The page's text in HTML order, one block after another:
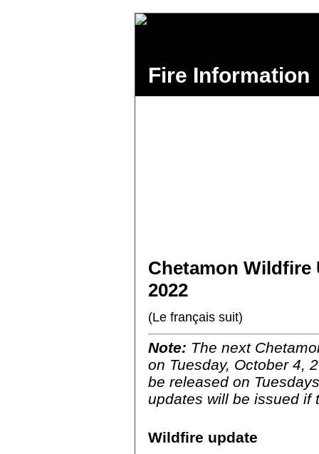
Fire Information
Chetamon Wildfire
2022
(Le français suit)
Note: The next
on Tuesday, October 4,
be released on
updates will be issued if
Wildfire update